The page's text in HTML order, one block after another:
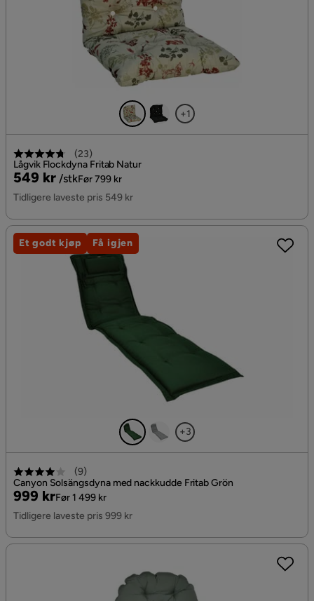
+1
(23)
Lågvik Flockdyna Fritab Natur
Pris
549 kr /stk
Original
Pris
Før 799 kr
Tidligere laveste pris 549 kr
+3
(9)
Canyon Solsängsdyna med nackkudde Fritab Grön
Pris
999 kr
Original
Pris
Før 1 499 kr
Tidligere laveste pris 999 kr
Et godt kjøp Få igjen